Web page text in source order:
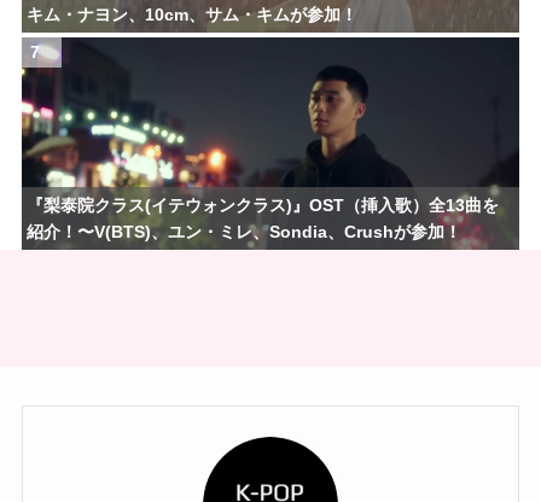
キム・ナヨン、10cm、サム・キムが参加！
7
『梨泰院クラス(イテウォンクラス)』OST（挿入歌）全13曲を
紹介！〜V(BTS)、ユン・ミレ、Sondia、Crushが参加！